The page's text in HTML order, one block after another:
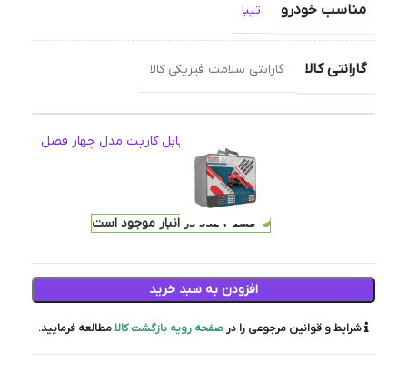
مناسب خودرو تیبا
گارانتی کالا گارانتی سلامت فیزیکی کالا
چادر خودرو برند بابل کارپت مدل چهار فصل
سایز L1
6,951,100تومان
فقط 2 عدد در انبار موجود است
افزودن به سبد خرید
شرایط و قوانین مرجوعی را درصفحه رویه بازگشت کالامطالعه فرمایید.